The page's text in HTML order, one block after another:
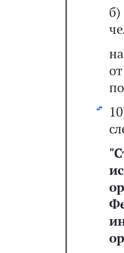
"